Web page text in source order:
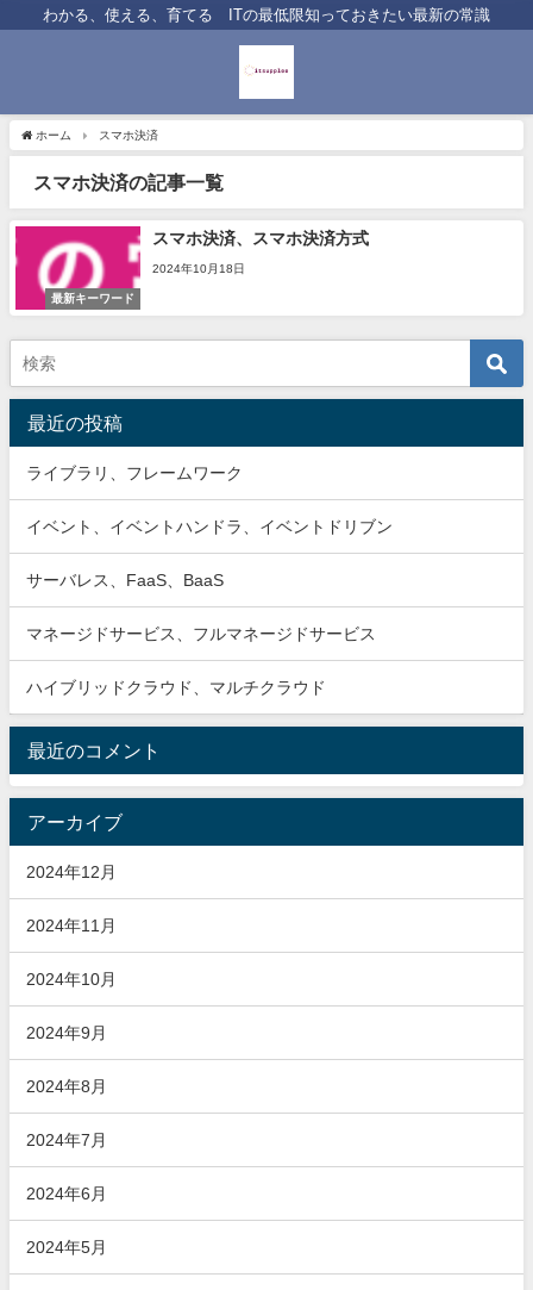
わかる、使える、育てる ITの最低限知っておきたい最新の常識
ホーム スマホ決済
スマホ決済の記事一覧
最新キーワード
スマホ決済、スマホ決済方式
2024年10月18日
最近の投稿
ライブラリ、フレームワーク
イベント、イベントハンドラ、イベントドリブン
サーバレス、FaaS、BaaS
マネージドサービス、フルマネージドサービス
ハイブリッドクラウド、マルチクラウド
最近のコメント
アーカイブ
2024年12月
2024年11月
2024年10月
2024年9月
2024年8月
2024年7月
2024年6月
2024年5月